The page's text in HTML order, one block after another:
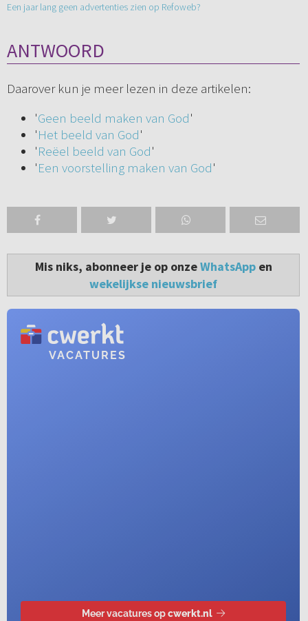
Een jaar lang geen advertenties zien op Refoweb?
ANTWOORD
Daarover kun je meer lezen in deze artikelen:
'Geen beeld maken van God'
'Het beeld van God'
'Reëel beeld van God'
'Een voorstelling maken van God'
Mis niks, abonneer je op onzeWhatsAppen
wekelijkse nieuwsbrief